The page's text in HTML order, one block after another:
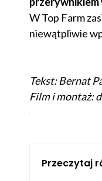
W Top Farm
niewątpliwie
Tekst: Bernat
Film i montaż:
Przeczytaj